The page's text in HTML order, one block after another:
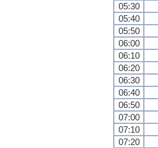
05:30
05:40
05:50
06:00
06:10
06:20
06:30
06:40
06:50
07:00
07:10
07:20